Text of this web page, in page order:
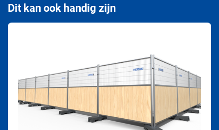
Dit kan ook handig zijn